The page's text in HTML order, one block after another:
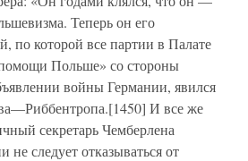
Теперь он его
по которой все партии в Палате
Польше» со стороны
войны Германии, явился
И все же
секретарь Чемберлена
не следует отказываться от